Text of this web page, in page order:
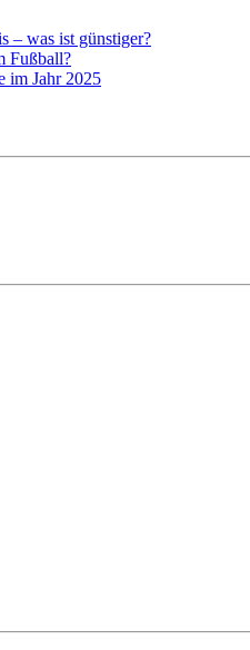
– was ist günstiger?
Fußball?
im Jahr 2025